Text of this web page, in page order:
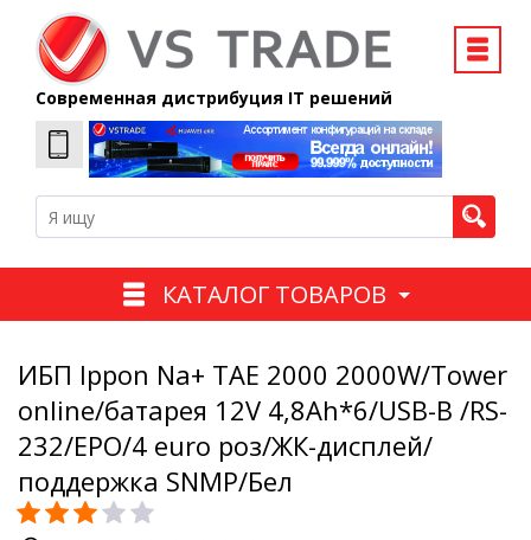
Современная дистрибуция IT решений
КАТАЛОГ ТОВАРОВ
ИБП Ippon Na+ TAE 2000 2000W/Tower
online/батарея 12V 4,8Ah*6/USB-B /RS-
232/EPO/4 euro роз/ЖК-дисплей/
поддержка SNMP/Бел